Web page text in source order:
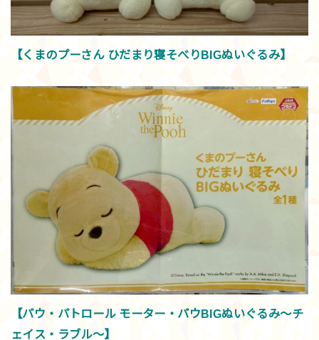
【くまのプーさん ひだまり寝そべりBIGぬいぐるみ】
【パウ・パトロール モーター・パウBIGぬいぐるみ～チ
ェイス・ラブル～】